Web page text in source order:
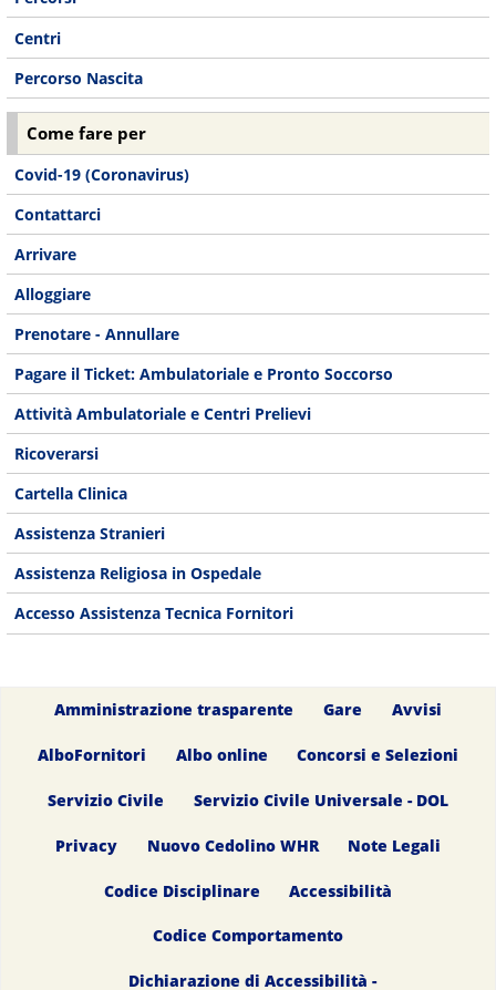
Centri
Percorso Nascita
Come fare per
Covid-19 (Coronavirus)
Contattarci
Arrivare
Alloggiare
Prenotare - Annullare
Pagare il Ticket: Ambulatoriale e Pronto Soccorso
Attività Ambulatoriale e Centri Prelievi
Ricoverarsi
Cartella Clinica
Assistenza Stranieri
Assistenza Religiosa in Ospedale
Accesso Assistenza Tecnica Fornitori
Amministrazione trasparente Gare Avvisi
AlboFornitori Albo online Concorsi e Selezioni
Servizio Civile Servizio Civile Universale - DOL
Privacy Nuovo Cedolino WHR Note Legali
Codice Disciplinare Accessibilità
Codice Comportamento
Dichiarazione di Accessibilità -